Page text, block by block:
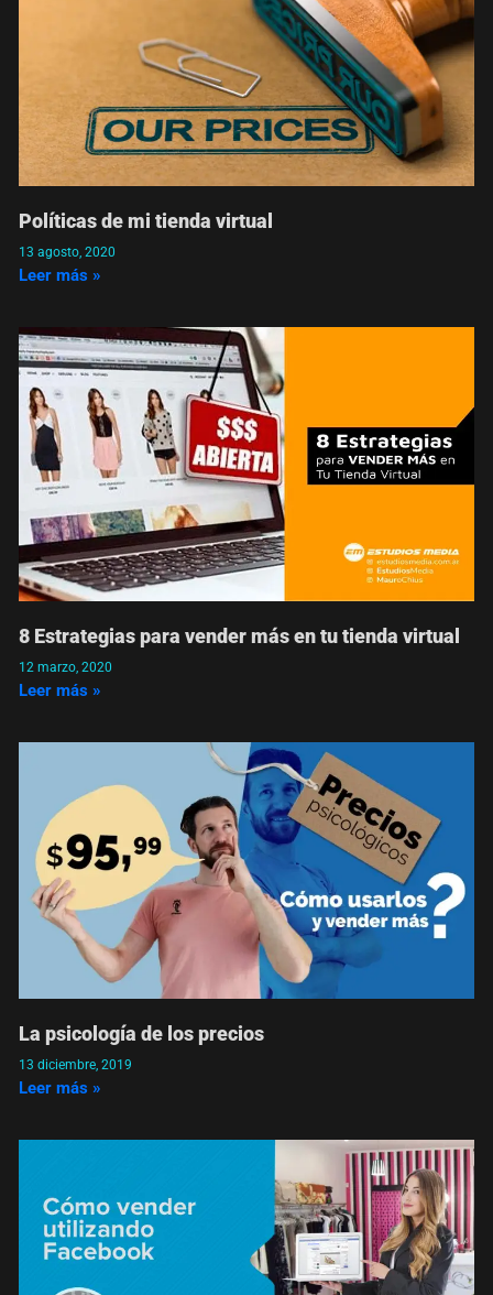
Políticas de mi tienda virtual
13 agosto, 2020
Leer más »
8 Estrategias para vender más en tu tienda virtual
12 marzo, 2020
Leer más »
La psicología de los precios
13 diciembre, 2019
Leer más »